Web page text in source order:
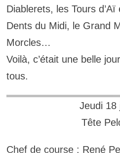
Diablerets, les Tours
Dents du Midi, le Grand
Morcles…
Voilà, c’était une belle
tous.
Jeudi 18
Tête
Chef de course: René